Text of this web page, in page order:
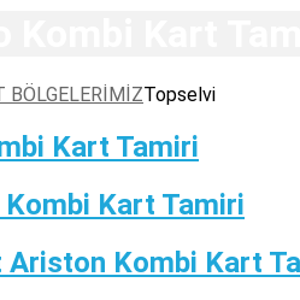
BÖLGELERİMİZTopselvi
Kart Tamiri
Kart Tamiri
Kombi Kart